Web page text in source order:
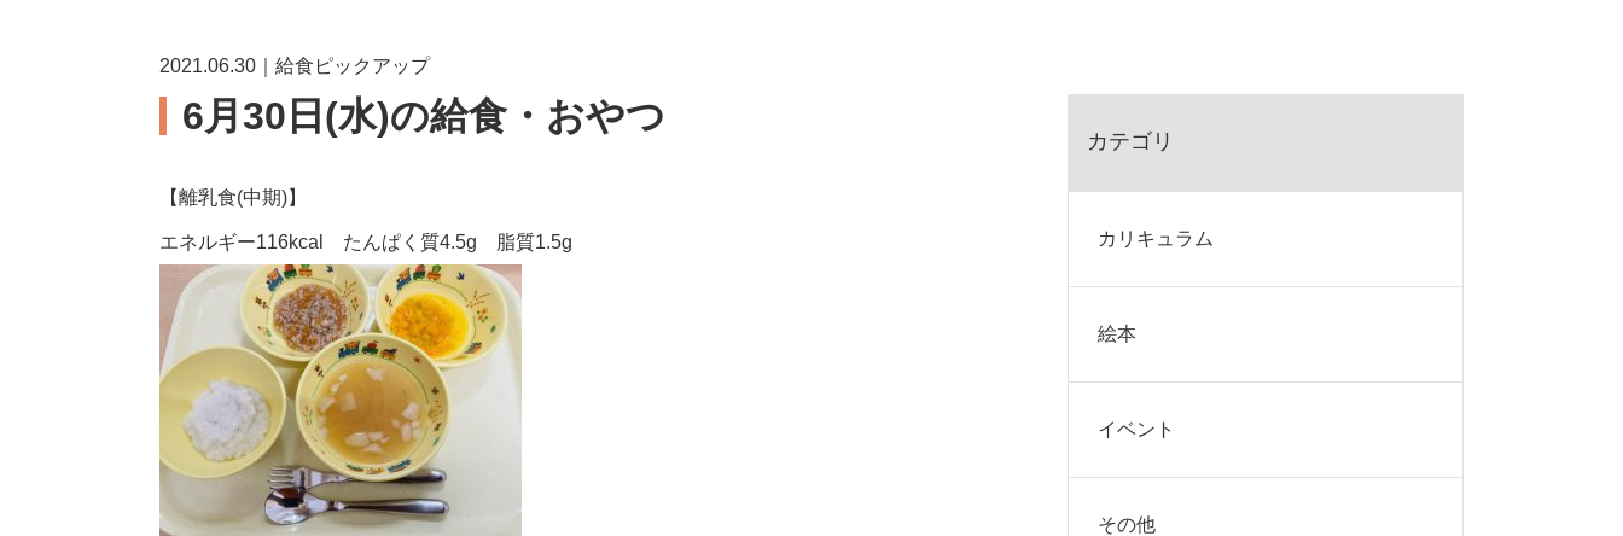
2021.06.30｜給食ピックアップ
6月30日(水)の給食・おやつ
【離乳食(中期)】
エネルギー116kcal たんぱく質4.5g 脂質1.5g
カテゴリ
カリキュラム
絵本
イベント
その他